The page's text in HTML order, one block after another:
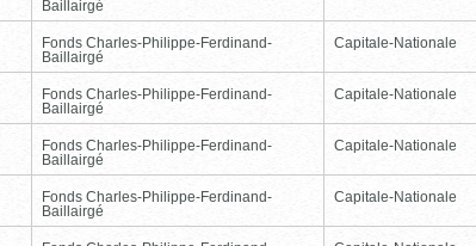
Baillairgé
Fonds Charles-Philippe-Ferdinand-
Baillairgé
Capitale-Nationale
Fonds Charles-Philippe-Ferdinand-
Baillairgé
Capitale-Nationale
Fonds Charles-Philippe-Ferdinand-
Baillairgé
Capitale-Nationale
Fonds Charles-Philippe-Ferdinand-
Baillairgé
Capitale-Nationale